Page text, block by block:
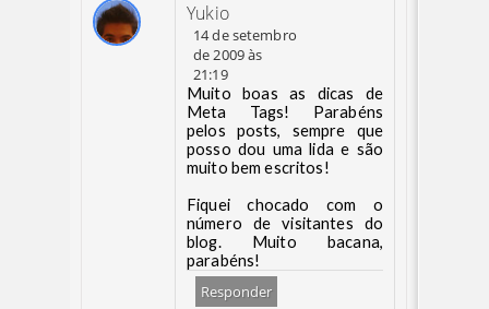
Yukio
14 de setembro
de 2009 às
21:19
Muito boas as dicas de
Meta Tags! Parabéns
pelos posts, sempre que
posso dou uma lida e são
muito bem escritos!
Fiquei chocado com o
número de visitantes do
blog. Muito bacana,
parabéns!
Responder